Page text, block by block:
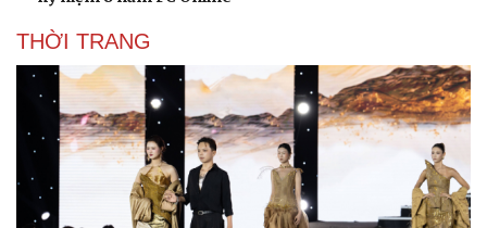
Chia tay World Cup, Cristiano Ronaldo đồng hành
eSports World Cup 2026 tại Paris
Việt Nam giành vé trực tiếp vào vòng chung kết League
of Legends tại ENC 2026
DJ Snake cùng dàn sao đình đám sẽ mở màn eSports
World Cup 2026 tại Paris
Việt Nam All Stars thắng ngược Thái Lan All Stars dịp